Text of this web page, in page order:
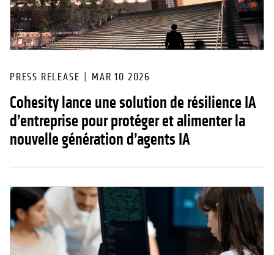
PRESS RELEASE MAR 10 2026
Cohesity lance une solution de résilience IA
d’entreprise pour protéger et alimenter la
nouvelle génération d’agents IA